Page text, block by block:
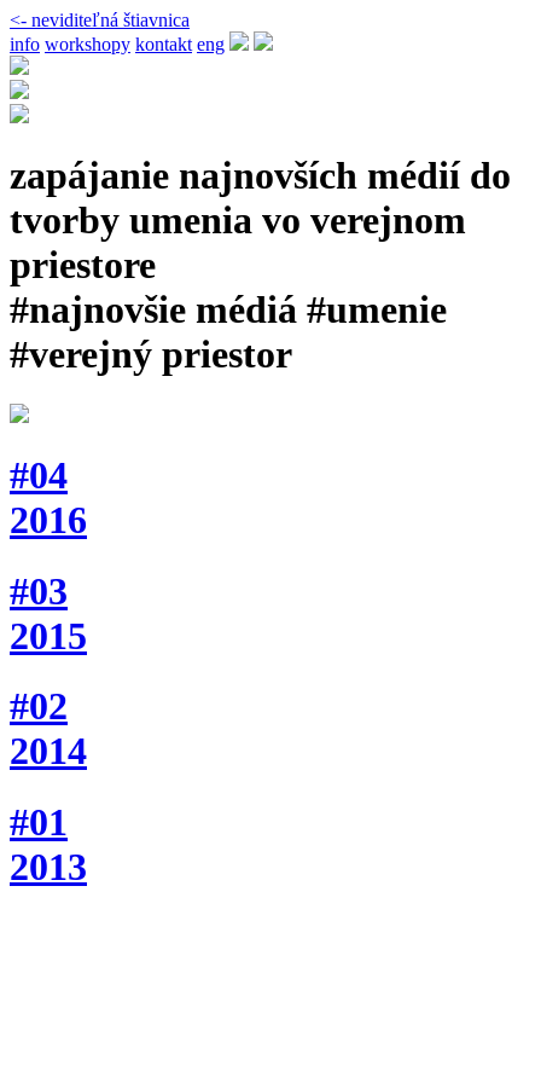
<- neviditeľná štiavnica
info workshopy kontakt eng
zapájanie najnovších médií do
tvorby umenia vo verejnom
priestore
#najnovšie médiá #umenie
#verejný priestor
#04
2016
#03
2015
#02
2014
#01
2013